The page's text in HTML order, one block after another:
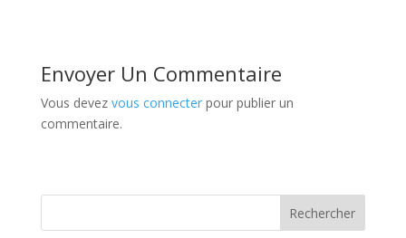
Envoyer Un Commentaire
Vous devez vous connecterpour publier un
commentaire.